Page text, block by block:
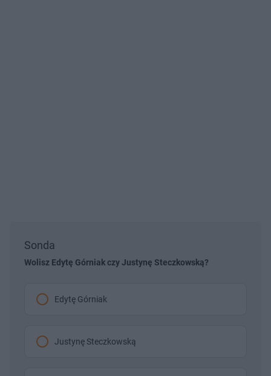
Sonda
Wolisz Edytę Górniak czy Justynę Steczkowską?
Edytę Górniak
Justynę Steczkowską